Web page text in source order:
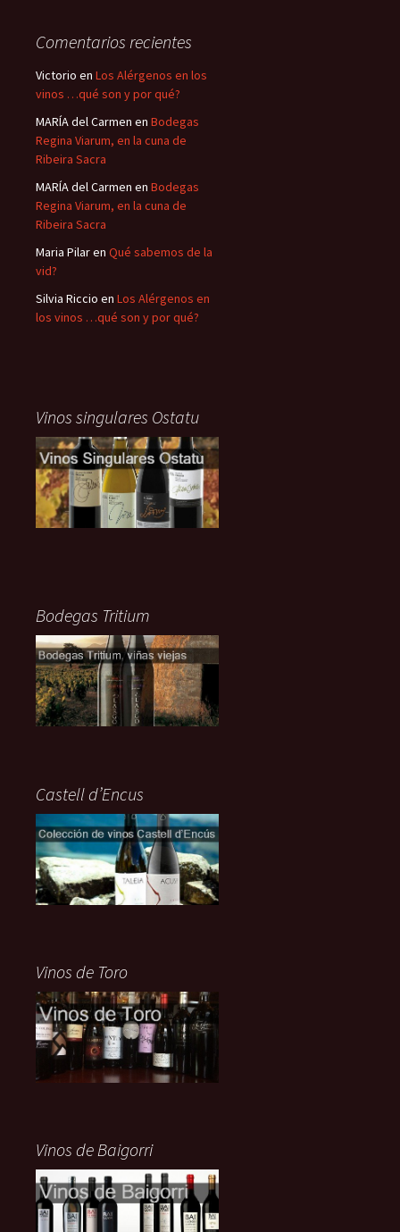
Comentarios recientes
Victorio en Los Alérgenos en los
vinos …qué son y por qué?
MARÍA del Carmen en Bodegas
Regina Viarum, en la cuna de
Ribeira Sacra
MARÍA del Carmen en Bodegas
Regina Viarum, en la cuna de
Ribeira Sacra
Maria Pilaren Qué sabemos de la
vid?
Silvia Riccio en Los Alérgenos en
los vinos …qué son y por qué?
Vinos singulares Ostatu
Bodegas Tritium
Castell d’Encus
Vinos de Toro
Vinos de Baigorri